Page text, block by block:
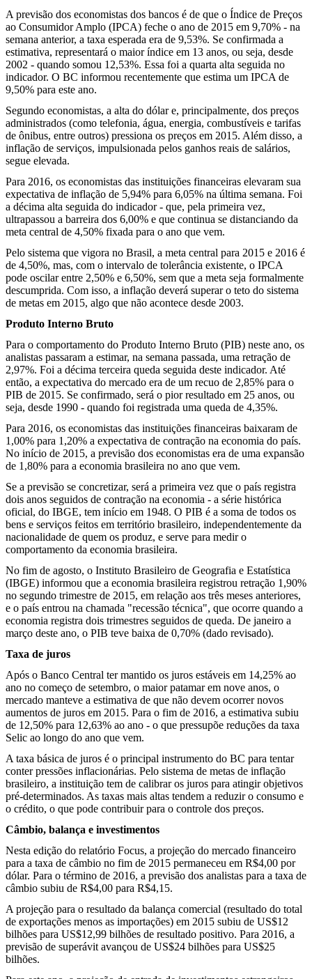
A previsão dos economistas dos bancos é de que o Índice de Preços
ao Consumidor Amplo (IPCA) feche o ano de 2015 em 9,70% - na
semana anterior, a taxa esperada era de 9,53%. Se confirmada a
estimativa, representará o maior índice em 13 anos, ou seja, desde
2002 - quando somou 12,53%. Essa foi a quarta alta seguida no
indicador. O BC informou recentemente que estima um IPCA de
9,50% para este ano.
Segundo economistas, a alta do dólar e, principalmente, dos preços
administrados (como telefonia, água, energia, combustíveis e tarifas
de ônibus, entre outros) pressiona os preços em 2015. Além disso, a
inflação de serviços, impulsionada pelos ganhos reais de salários,
segue elevada.
Para 2016, os economistas das instituições financeiras elevaram sua
expectativa de inflação de 5,94% para 6,05% na última semana. Foi
a décima alta seguida do indicador - que, pela primeira vez,
ultrapassou a barreira dos 6,00% e que continua se distanciando da
meta central de 4,50% fixada para o ano que vem.
Pelo sistema que vigora no Brasil, a meta central para 2015 e 2016 é
de 4,50%, mas, com o intervalo de tolerância existente, o IPCA
pode oscilar entre 2,50% e 6,50%, sem que a meta seja formalmente
descumprida. Com isso, a inflação deverá superar o teto do sistema
de metas em 2015, algo que não acontece desde 2003.
Produto Interno Bruto
Para o comportamento do Produto Interno Bruto (PIB) neste ano, os
analistas passaram a estimar, na semana passada, uma retração de
2,97%. Foi a décima terceira queda seguida deste indicador. Até
então, a expectativa do mercado era de um recuo de 2,85% para o
PIB de 2015. Se confirmado, será o pior resultado em 25 anos, ou
seja, desde 1990 - quando foi registrada uma queda de 4,35%.
Para 2016, os economistas das instituições financeiras baixaram de
1,00% para 1,20% a expectativa de contração na economia do país.
No início de 2015, a previsão dos economistas era de uma expansão
de 1,80% para a economia brasileira no ano que vem.
Se a previsão se concretizar, será a primeira vez que o país registra
dois anos seguidos de contração na economia - a série histórica
oficial, do IBGE, tem início em 1948. O PIB é a soma de todos os
bens e serviços feitos em território brasileiro, independentemente da
nacionalidade de quem os produz, e serve para medir o
comportamento da economia brasileira.
No fim de agosto, o Instituto Brasileiro de Geografia e Estatística
(IBGE) informou que a economia brasileira registrou retração 1,90%
no segundo trimestre de 2015, em relação aos três meses anteriores,
e o país entrou na chamada "recessão técnica", que ocorre quando a
economia registra dois trimestres seguidos de queda. De janeiro a
março deste ano, o PIB teve baixa de 0,70% (dado revisado).
Taxa de juros
Após o Banco Central ter mantido os juros estáveis em 14,25% ao
ano no começo de setembro, o maior patamar em nove anos, o
mercado manteve a estimativa de que não devem ocorrer novos
aumentos de juros em 2015. Para o fim de 2016, a estimativa subiu
de 12,50% para 12,63% ao ano - o que pressupõe reduções da taxa
Selic ao longo do ano que vem.
A taxa básica de juros é o principal instrumento do BC para tentar
conter pressões inflacionárias. Pelo sistema de metas de inflação
brasileiro, a instituição tem de calibrar os juros para atingir objetivos
pré-determinados. As taxas mais altas tendem a reduzir o consumo e
o crédito, o que pode contribuir para o controle dos preços.
Câmbio, balança e investimentos
Nesta edição do relatório Focus, a projeção do mercado financeiro
para a taxa de câmbio no fim de 2015 permaneceu em R$4,00 por
dólar. Para o término de 2016, a previsão dos analistas para a taxa de
câmbio subiu de R$4,00 para R$4,15.
A projeção para o resultado da balança comercial (resultado do total
de exportações menos as importações) em 2015 subiu de US$12
bilhões para US$12,99 bilhões de resultado positivo. Para 2016, a
previsão de superávit avançou de US$24 bilhões para US$25
bilhões.